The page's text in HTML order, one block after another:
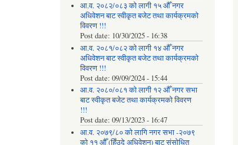
आ.व. २०८२/०८३ को लागी १५ औँ नगर
अधिवेशन बाट स्वीकृत बजेट तथा कार्यक्रमको
विवरण !!!
Post date: 10/30/2025 - 16:38
आ.व. २०८१/०८२ को लागी १४ औँ नगर
अधिवेशन बाट स्वीकृत बजेट तथा कार्यक्रमको
विवरण !!!
Post date: 09/09/2024 - 15:44
आ.व. २०८०/०८१ को लागी १२ औँ नगर सभा
बाट स्वीकृत बजेट तथा कार्यक्रमको विवरण
!!!
Post date: 09/13/2023 - 16:47
आ.व. २०७९/८० को लागि नगर सभा -२०७९
को ११ औँ (हिँउदे अधिवेशन) बाट संसोधित